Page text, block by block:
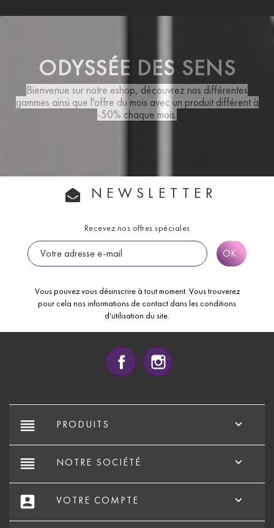
ODYSSÉE DES SENS
Bienvenue sur notre eshop, découvrez nos différentes
gammes ainsi que l'offre du mois avec un produit différent à
-50% chaque mois.
NEWSLETTER
Recevez nos offres spéciales
Vous pouvez vous désinscrire à tout moment. Vous trouverez
pour cela nos informations de contact dans les conditions
d'utilisation du site.
Facebook
reorder PRODUITS 
reorder NOTRE SOCIÉTÉ 
account_box VOTRE COMPTE 